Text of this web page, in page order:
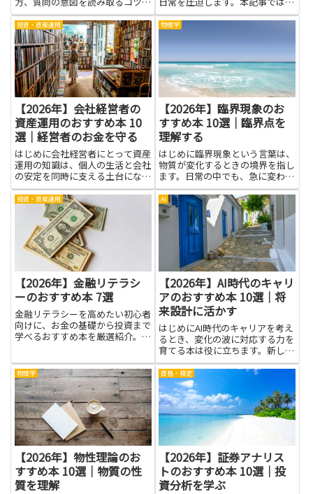
を、実際の場面で使える形に整え
られます。読書を通じて緊張をや
わらげる準備や、言い換えの練
習、短い文で伝える技術を身につ
けられます。回答例で準備するよ
うに進...
そんな状況から少しずつ抜け出
し、自分らしい距離感を取り戻す
書を通して得られるのは、相手と
仕...
投資・資産運用
【2026年】会社経営者の
資産運用のおすすめ本 10
選｜経営者のお金を守る
はじめに会社経営者にとって資産
運用の知識は、個人の生活と会社
の安定を同時に支える土台になり
ます。事業収益だけに頼らず資産
を分散して守ることで、突発的な
資金需要や景況の悪化に備えやす
くなります。税務や相続、事業承
継といった経営特有の課題に対
応...
物理学
【2026年】臨界現象のお
すすめ本 10選｜臨界点を
理解する
はじめに臨界現象という言葉は、
物質が変化するときの境界を指し
ます。日常の中でも、急に変わる
場面は身の回りにあり、科学のし
くみを理解する手がかりになりま
す。本の世界には、難しい式を前
にして尻込みせず、現象のつなが
りをやさしく感じられる作品が
投資・資産運用
【2026年】金融リテラシ
ーのおすすめ本 7選
金融リテラシーを高めたい初心者
向けに、お金の基礎から投資まで
学べるおすすめ本を厳選紹介。将
AI
【2026年】AI時代のキャリ
アのおすすめ本 10選｜将
来設計に活かす
はじめにAI時代のキャリアを考え
るとき、変化の波に対応する力を
育てる本は役に立ちます。新しい
技術や働き方が増える今、自分の
道を作るヒントを探すことは大切
です。本文の本は、どう仕事と技
術を結びつけるか、どんなスキル
が長く役立つかを、やさしくひ...
物理学
【2026年】物性理論のお
すすめ本 10選｜物質の性
質を理解
資格・検定
【2026年】証券アナリス
トのおすすめ本 10選｜投
資分析を学ぶ